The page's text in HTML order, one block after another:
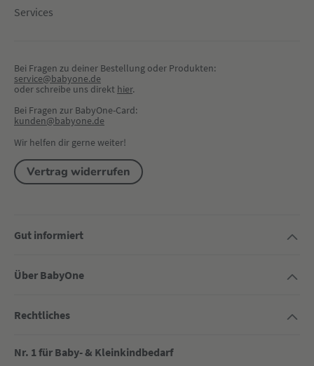
Services
Bei Fragen zu deiner Bestellung oder Produkten:
service@babyone.de
oder schreibe uns direkt hier.
Bei Fragen zur BabyOne-Card:
kunden@babyone.de
Wir helfen dir gerne weiter!
Vertrag widerrufen
Gut informiert
Über BabyOne
Rechtliches
Nr. 1 für Baby- & Kleinkindbedarf